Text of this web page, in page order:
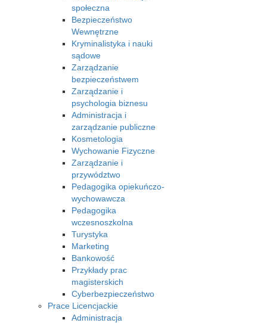
społeczna
Bezpieczeństwo
Wewnętrzne
Kryminalistyka i nauki
sądowe
Zarządzanie
bezpieczeństwem
Zarządzanie i
psychologia biznesu
Administracja i
zarządzanie publiczne
Kosmetologia
Wychowanie Fizyczne
Zarządzanie i
przywództwo
Pedagogika opiekuńczo-
wychowawcza
Pedagogika
wczesnoszkolna
Turystyka
Marketing
Bankowość
Przykłady prac
magisterskich
Cyberbezpieczeństwo
Prace Licencjackie
Administracja